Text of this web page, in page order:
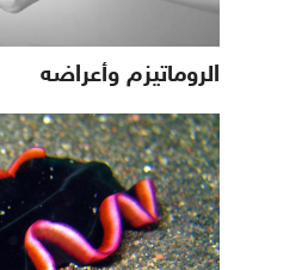
الروماتيزم وأعراضه